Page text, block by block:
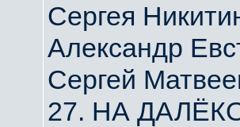
Сергея
Александр
Сергей
27. НА